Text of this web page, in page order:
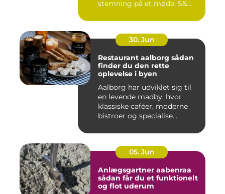
stemning på et møde. S&...
30. Jun
Restaurant aalborg sådan
finder du den rette
oplevelse i byen
Aalborg har udviklet sig til
en levende madby, hvor
klassiske caféer, moderne
bistroer og specialise...
05. Jun
Anlægsgartner aabenraa
sådan får du et funktionelt
og flot uderum